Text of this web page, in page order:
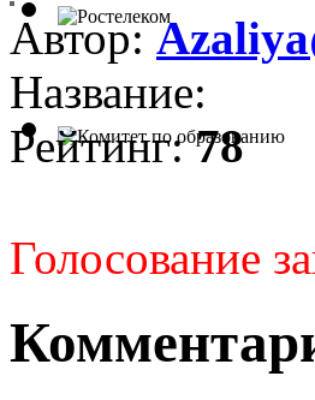
Автор:
Название:
Рейтинг:78
Голосование